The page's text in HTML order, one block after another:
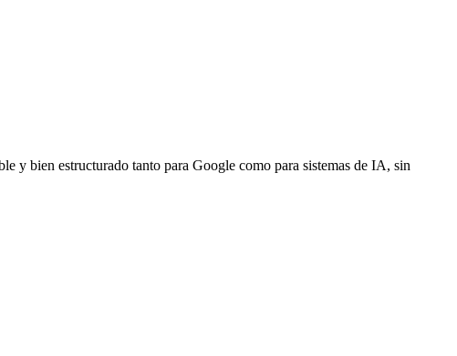
y bien estructurado tanto para Google como para sistemas de IA, sin